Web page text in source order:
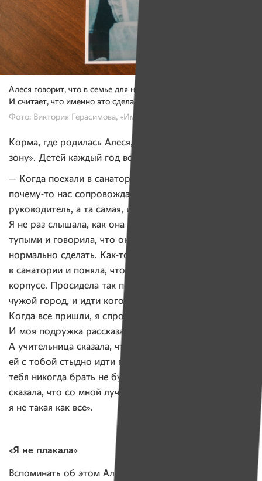
Алеся говорит, что в семье для нее поблажек никогда не было.
И считает, что именно это сделало ее сильным человеком.
Фото: Виктория Герасимова, «Имена»
Корма, где родилась Алеся, входит в «чернобыльскую
зону». Детей каждый год возили на оздоровление.
— Когда поехали в санаторий в очередной раз,
почему-то нас сопровождала не наша классная
руководитель, а та самая, из класса «для отсталых».
Я не раз слышала, как она сама называла детей
тупыми и говорила, что они не способны ничего
нормально сделать. Как-то утром я проснулась
в санатории и поняла, что я вообще одна во всем
корпусе. Просидела так почти весь день. Это был
чужой город, и идти кого-то искать я просто боялась.
Когда все пришли, я спросила: «Где вы все были?»
И моя подружка рассказала: «Мы ездили в зоопарк.
А учительница сказала, что ты больная и что
ей с тобой стыдно идти по улице, и поэтому с собой
тебя никогда брать не будет. А всем детям она
сказала, что со мной лучше не дружить, потому что
я не такая как все».
«Я не плакала»
Вспоминать об этом Алесе тяжело до сих пор: